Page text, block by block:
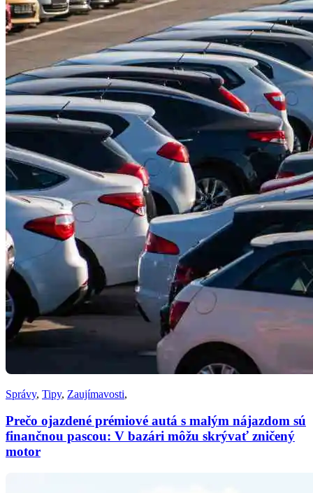
Správy, Tipy, Zaujímavosti,
Prečo ojazdené prémiové autá s malým nájazdom sú
finančnou pascou: V bazári môžu skrývať zničený
motor